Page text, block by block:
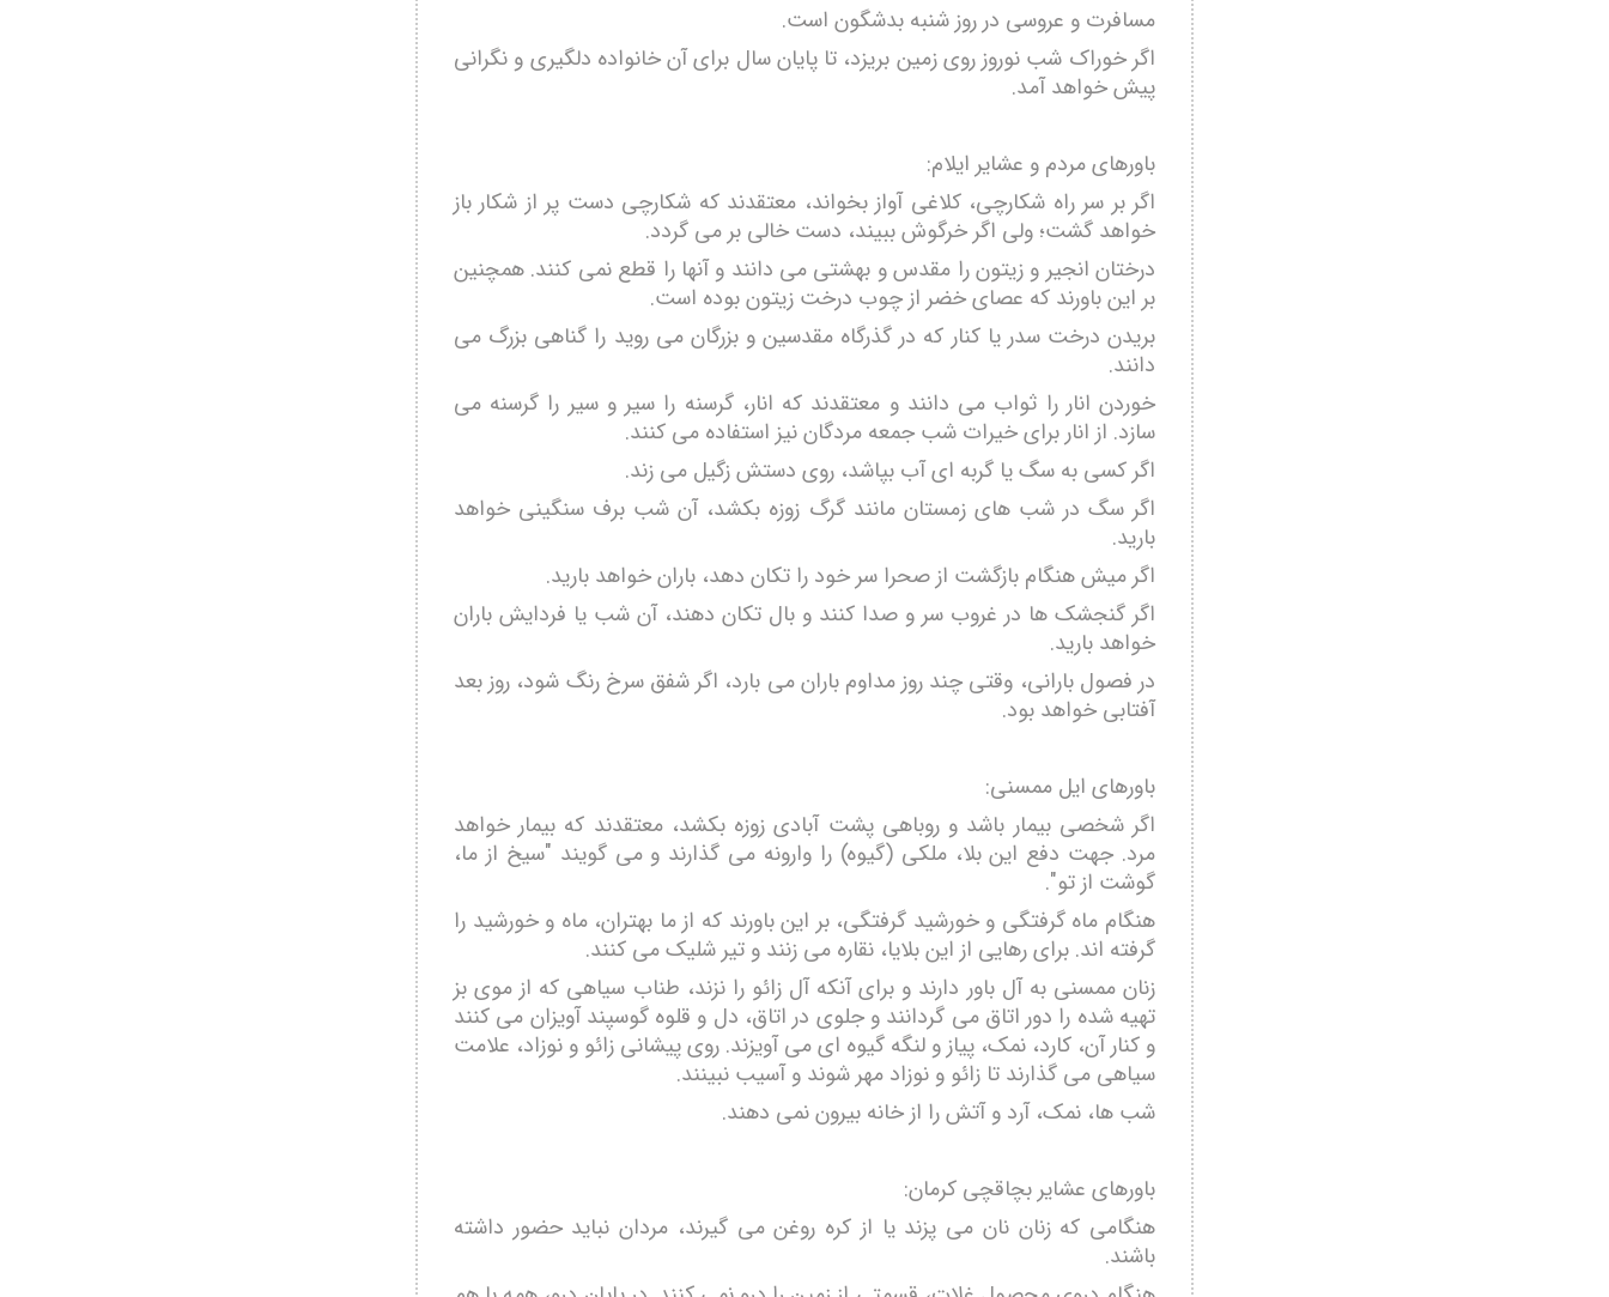
مسافرت و عروسی در روز شنبه بدشگون است.
اگر خوراک شب نوروز روی زمین بریزد، تا پایان سال برای آن خانواده دلگیری و نگرانی
پیش خواهد آمد.
باورهای مردم و عشایر ایلام:
اگر بر سر راه شکارچی، کلاغی آواز بخواند، معتقدند که شکارچی دست پر از شکار باز
خواهد گشت؛ ولی اگر خرگوش ببیند، دست خالی بر می گردد.
درختان انجیر و زیتون را مقدس و بهشتی می دانند و آنها را قطع نمی کنند. همچنین
بر این باورند که عصای خضر از چوب درخت زیتون بوده است.
بریدن درخت سدر یا کنار که در گذرگاه مقدسین و بزرگان می روید را گناهی بزرگ می
دانند.
خوردن انار را ثواب می دانند و معتقدند که انار، گرسنه را سیر و سیر را گرسنه می
سازد. از انار برای خیرات شب جمعه مردگان نیز استفاده می کنند.
اگر کسی به سگ یا گربه ای آب بپاشد، روی دستش زگیل می زند.
اگر سگ در شب های زمستان مانند گرگ زوزه بکشد، آن شب برف سنگینی خواهد
بارید.
اگر میش هنگام بازگشت از صحرا سر خود را تکان دهد، باران خواهد بارید.
اگر گنجشک ها در غروب سر و صدا کنند و بال تکان دهند، آن شب یا فردایش باران
خواهد بارید.
در فصول بارانی، وقتی چند روز مداوم باران می بارد، اگر شفق سرخ رنگ شود، روز بعد
آفتابی خواهد بود.
باورهای ایل ممسنی:
اگر شخصی بیمار باشد و روباهی پشت آبادی زوزه بکشد، معتقدند که بیمار خواهد
مرد. جهت دفع این بلا، ملکی (گیوه) را وارونه می گذارند و می گویند "سیخ از ما،
گوشت از تو".
هنگام ماه گرفتگی و خورشید گرفتگی، بر این باورند که از ما بهتران، ماه و خورشید را
گرفته اند. برای رهایی از این بلایا، نقاره می زنند و تیر شلیک می کنند.
زنان ممسنی به آل باور دارند و برای آنکه آل زائو را نزند، طناب سیاهی که از موی بز
تهیه شده را دور اتاق می گردانند و جلوی در اتاق، دل و قلوه گوسپند آویزان می کنند
و کنار آن، کارد، نمک، پیاز و لنگه گیوه ای می آویزند. روی پیشانی زائو و نوزاد، علامت
سیاهی می گذارند تا زائو و نوزاد مهر شوند و آسیب نبینند.
شب ها، نمک، آرد و آتش را از خانه بیرون نمی دهند.
باورهای عشایر بچاقچی کرمان:
هنگامی که زنان نان می پزند یا از کره روغن می گیرند، مردان نباید حضور داشته
باشند.